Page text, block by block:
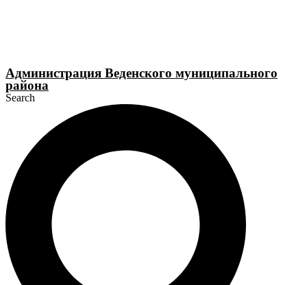
Администрация Веденского муниципального
района
Search